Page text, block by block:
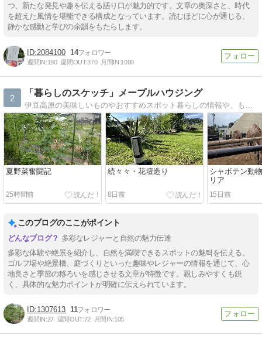
つ、新たな発見や趣を伝える語り口が魅力的です。文章の奥深さと、時代
を超えた風情を堪能できる構成となっています。読むほどに心が通じる、
静かな感動と学びの余韻をもたらします。
2084100 14
週間IN:190 週間OUT:370 月間IN:1090
2
「暮らしのスケッチ」メープルハウジング
夏野菜奮闘記
25時間前
続々々・花壇造り
8日前
シャボテン動
リア
15日前
このブログのここがポイント
多彩なレジャーと自然の魅力伝達
多彩な体験や絶景を紹介し、自然を満喫できるスポットの魅력を伝える。
ゴルフ場や絶景橋、庭づくりといった趣味やレジャーの情報を通じて、心
地良さと季節の移ろいを感じさせる文章が特徴です。親しみやすくも鋭
く、具体的な魅力ポイントが明確に伝えられています。
1307613 11
週間IN:27 週間OUT:72 月間IN:105